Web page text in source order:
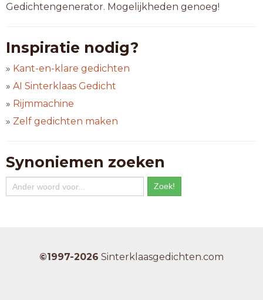
Gedichtengenerator. Mogelijkheden genoeg!
Inspiratie nodig?
» Kant-en-klare gedichten
» AI Sinterklaas Gedicht
» Rijmmachine
» Zelf gedichten maken
Synoniemen zoeken
©1997-2026 Sinterklaasgedichten.com